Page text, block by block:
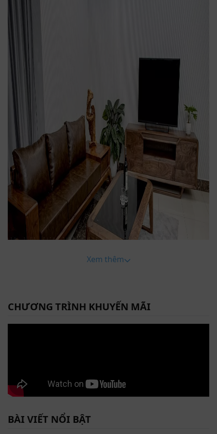
riêng, thể hiện điểm nhấn riêng biệt. Kệ tivi gỗ óc chó
ZK 512 Cle chắc chắn sẽ là một sự lựa chọn tuyệt vời
Xem thêm
CHƯƠNG TRÌNH KHUYẾN MÃI
BÀI VIẾT NỔI BẬT